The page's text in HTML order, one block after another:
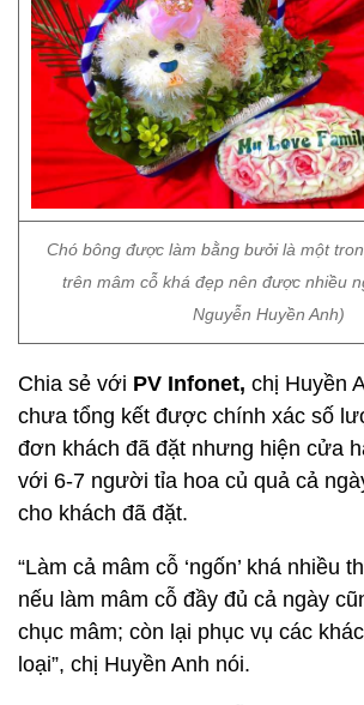
Chó bông được làm bằng bưởi là một
trên mâm cỗ khá đẹp nên được nhiều
Nguyễn Huyền Anh)
Chia sẻ với PV Infonet, chị Huyền
chưa tổng kết được chính xác số
đơn khách đã đặt nhưng hiện cửa
với 6-7 người tỉa hoa củ quả cả
cho khách đã đặt.
“Làm cả mâm cỗ ‘ngốn’ khá nhiều
nếu làm mâm cỗ đầy đủ cả ngày
chục mâm; còn lại phục vụ các
loại”, chị Huyền Anh nói.